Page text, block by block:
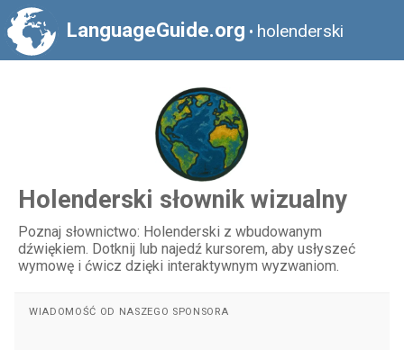
LanguageGuide.org • holenderski
Holenderski słownik wizualny
Poznaj słownictwo: Holenderski z wbudowanym
dźwiękiem. Dotknij lub najedź kursorem, aby usłyszeć
wymowę i ćwicz dzięki interaktywnym wyzwaniom.
WIADOMOŚĆ OD NASZEGO SPONSORA